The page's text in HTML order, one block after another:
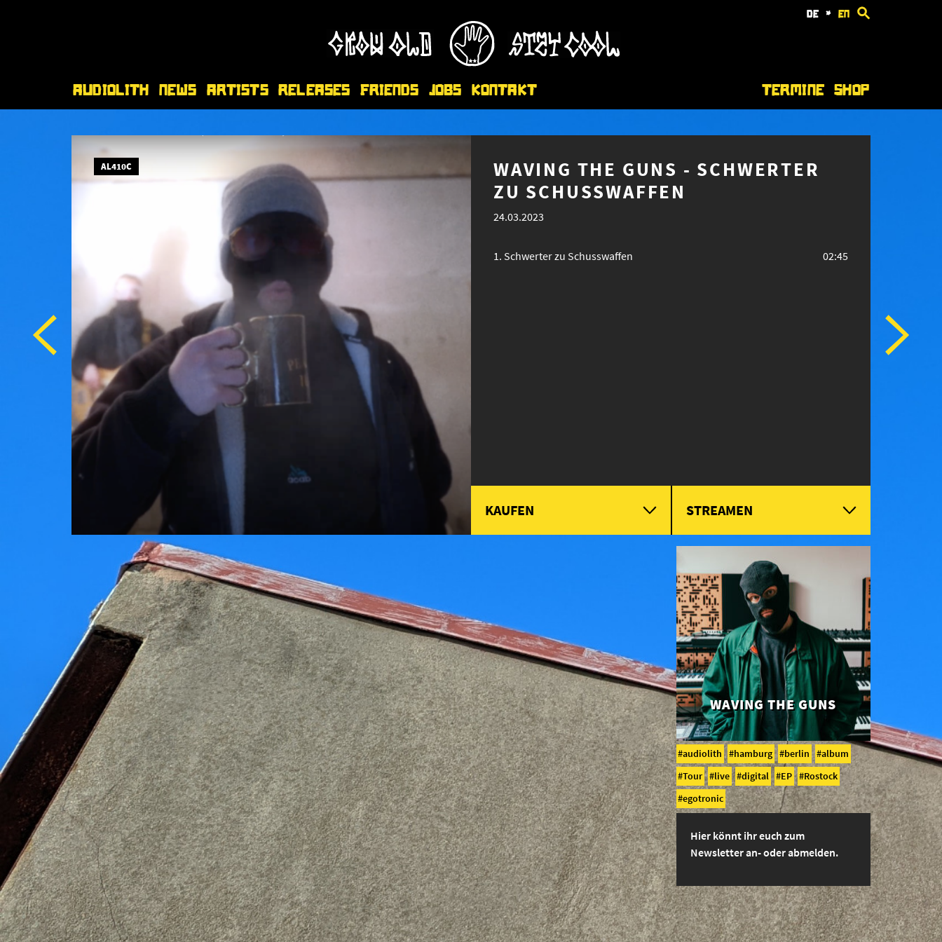
de * en
Audiolith News Artists Releases Friends Jobs Kontakt Termine Shop
AL410C
WAVING THE GUNS - SCHWERTER
ZU SCHUSSWAFFEN
24.03.2023
Schwerter zu Schusswaffen 02:45
KAUFEN STREAMEN
WAVING THE GUNS
audiolith hamburg berlin
album
Tour
live digital EP
Rostock
egotronic
Hier könnt ihr euch zum
Newsletter an- oder abmelden.